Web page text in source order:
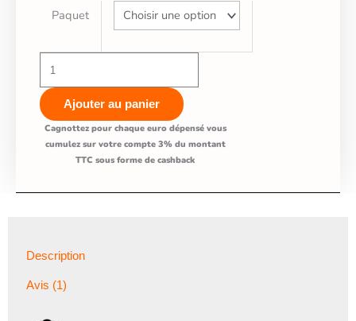
Paquet
quantité
HariFoDVerzi©
Bonbon
artisanal
80%
Poissons
Ajouter au panier
Cagnottez pour chaque euro dépensé vous
cumulez sur votre compte 3% du montant
TTC sous forme de cashback
Description
Avis (1)